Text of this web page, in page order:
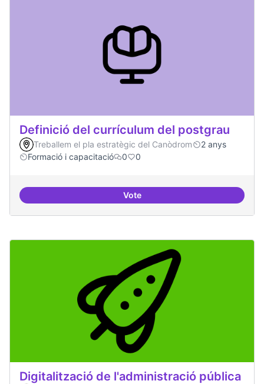
Definició del currículum del postgrau
Treballem el pla estratègic del Canòdrom
2 anys
Formació i capacitació
0 0
VoteDefinició del currículum del
Digitalització de l'administració pública